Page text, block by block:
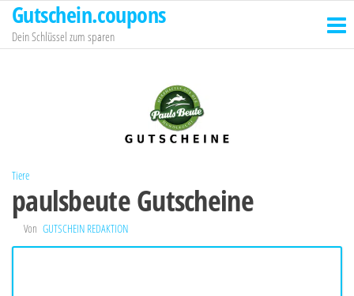
Zum
Inhalt
springen
Gutschein.coupons
Dein Schlüssel zum sparen
Tiere
paulsbeute Gutscheine
Von GUTSCHEIN REDAKTION